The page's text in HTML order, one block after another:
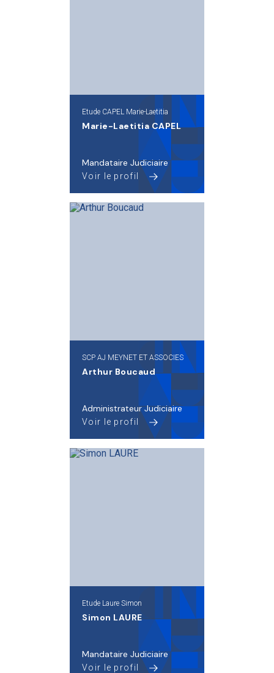
Etude CAPEL Marie-Laetitia
Marie-Laetitia CAPEL
Mandataire Judiciaire
Voir le profil
SCP AJ MEYNET ET ASSOCIES
Arthur Boucaud
Administrateur Judiciaire
Voir le profil
Etude Laure Simon
Simon LAURE
Mandataire Judiciaire
Voir le profil